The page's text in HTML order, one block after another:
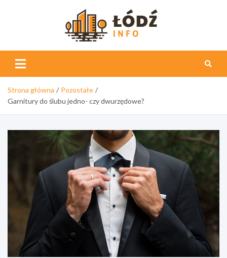
Info
Strona główna
Pozostałe
Garnitury do ślubu jedno- czy dwurzędowe?